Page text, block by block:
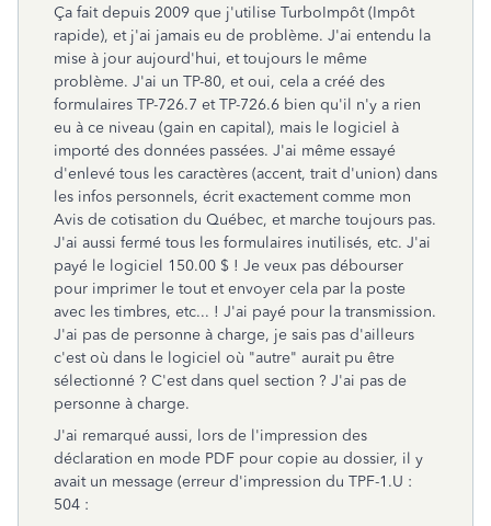
Ça fait depuis 2009 que j'utilise TurboImpôt (Impôt
rapide), et j'ai jamais eu de problème. J'ai entendu la
mise à jour aujourd'hui, et toujours le même
problème. J'ai un TP-80, et oui, cela a créé des
formulaires TP-726.7 et TP-726.6 bien qu'il n'y a rien
eu à ce niveau (gain en capital), mais le logiciel à
importé des données passées. J'ai même essayé
d'enlevé tous les caractères (accent, trait d'union) dans
les infos personnels, écrit exactement comme mon
Avis de cotisation du Québec, et marche toujours pas.
J'ai aussi fermé tous les formulaires inutilisés, etc. J'ai
payé le logiciel 150.00 $ ! Je veux pas débourser
pour imprimer le tout et envoyer cela par la poste
avec les timbres, etc... ! J'ai payé pour la transmission.
J'ai pas de personne à charge, je sais pas d'ailleurs
c'est où dans le logiciel où "autre" aurait pu être
sélectionné ? C'est dans quel section ? J'ai pas de
personne à charge.
J'ai remarqué aussi, lors de l'impression des
déclaration en mode PDF pour copie au dossier, il y
avait un message (erreur d'impression du TPF-1.U :
504 :